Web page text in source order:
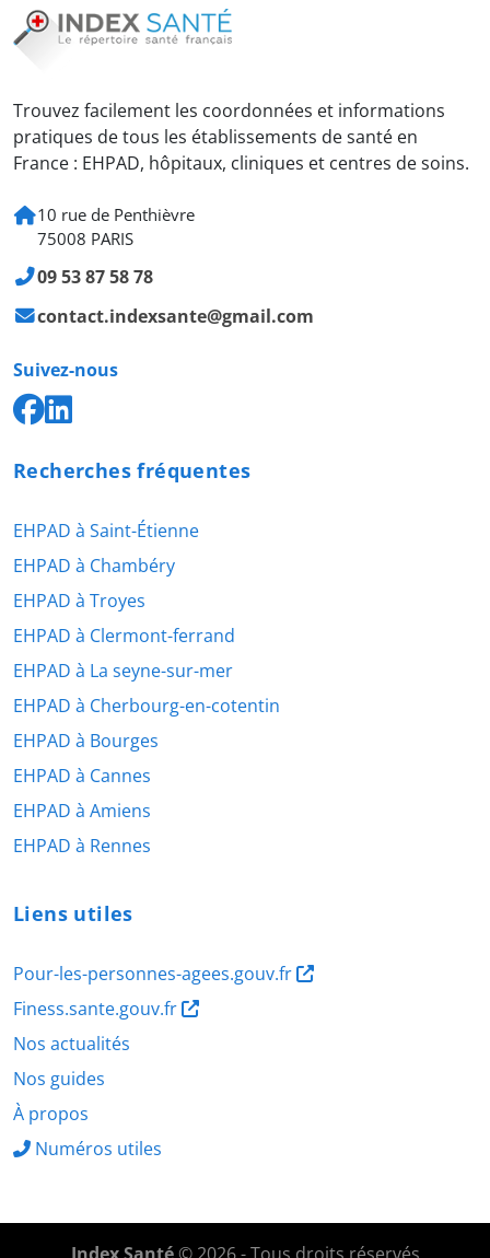
Trouvez facilement les coordonnées et informations
pratiques de tous les établissements de santé en
France : EHPAD, hôpitaux, cliniques et centres de soins.
10 rue de Penthièvre
75008 PARIS
09 53 87 58 78
contact.indexsante@gmail.com
Suivez-nous
Recherches fréquentes
EHPAD à Saint-Étienne
EHPAD à Chambéry
EHPAD à Troyes
EHPAD à Clermont-ferrand
EHPAD à La seyne-sur-mer
EHPAD à Cherbourg-en-cotentin
EHPAD à Bourges
EHPAD à Cannes
EHPAD à Amiens
EHPAD à Rennes
Liens utiles
Pour-les-personnes-agees.gouv.fr
Finess.sante.gouv.fr
Nos actualités
Nos guides
À propos
Numéros utiles